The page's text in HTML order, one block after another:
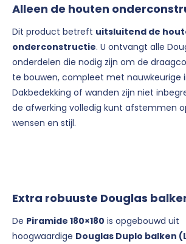
Alleen de houten
Dit product betreft uitsluitend de
onderconstructie. U ontvangt alle
onderdelen die nodig zijn om de
te bouwen, compleet met nauwkeurige
Dakbedekking of wanden zijn niet
de afwerking volledig kunt afstemmen
wensen en stijl.
Extra robuuste Douglas
De Piramide 180×180 is opgebouwd uit
hoogwaardige Douglas Duplo balken